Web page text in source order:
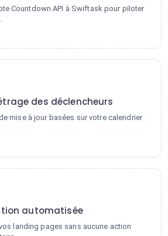
Countdown API à Swiftask pour piloter
des déclencheurs
mise à jour basées sur votre calendrier
automatisée
landing pages sans aucune action